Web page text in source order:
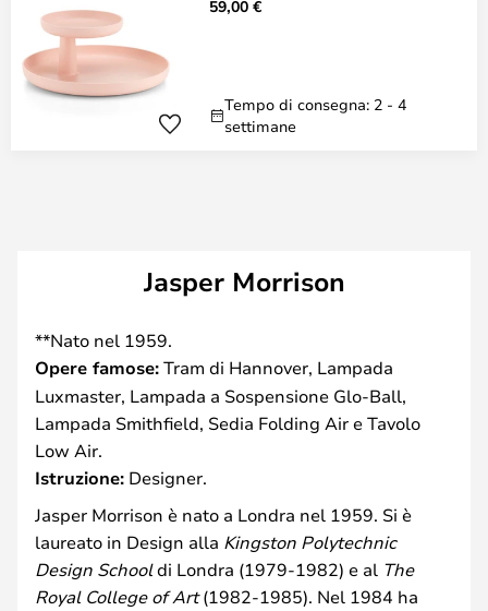
59,00 €
Tempo di consegna: 2 - 4
settimane
Jasper Morrison
**Nato nel 1959.
Opere famose:Tram di Hannover, Lampada
Luxmaster, Lampada a Sospensione Glo-Ball,
Lampada Smithfield, Sedia Folding Air e Tavolo
Low Air.
Istruzione: Designer.
Jasper Morrison è nato a Londra nel 1959. Si è
laureato in Design alla Kingston Polytechnic
Design Schooldi Londra (1979-1982) e al The
Royal College of Art(1982-1985). Nel 1984 ha